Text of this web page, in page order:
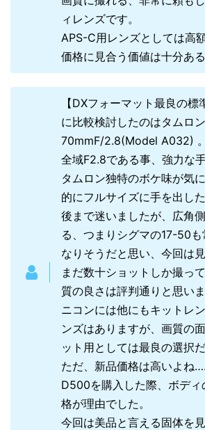
ィレンズです。
APS-C用レンズとしては高
価格に見合う価値は十分ある
【DXフォーマット最良の
に比較検討したのはタムロ
70mmF/2.8(Model A032) 。
全域F2.8である事、強力な
タムロン独特のボケ味が気
的にフルサイズに手を出し
後まで迷いましたが、広角
る、つまりシグマの17-50
なりそうだと思い、今回は見
まだ数十ショットしか撮っ
質の良さは評判通りと思いま
ニコンには他にもキットレ
ンズはありますが、画質の
ット用としては最良の選択だ
ただ、新品価格は高いよね
D500を購入した際、ボディ
格が理由でした。
今回は美品と言える固体を